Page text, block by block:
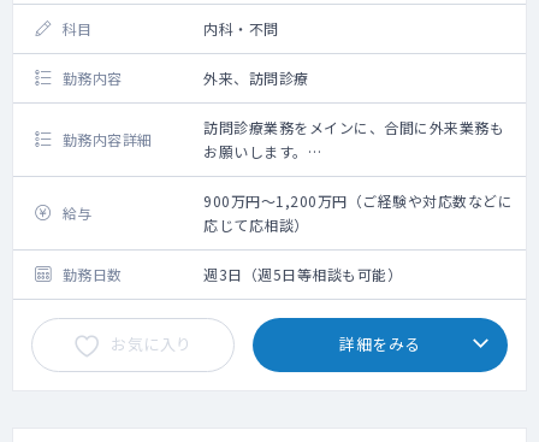
科目 内科・不問
勤務内容 外来、訪問診療
勤務内容詳細
訪問診療業務をメインに、合間に外来業務も
お願いします。
法人内の関連施設（病院隣接）の50～60名程
度をメインに、近隣の居宅も1～3件程お願い
致します。
外来は一般内科外来をはじめ、先生のご専門
に応じてお願いしております。
給与
900万円～1,200万円（ご経験や対応数などに
応じて応相談）
勤務日数 週3日（週5日等相談も可能）
お気に入り 詳細をみる